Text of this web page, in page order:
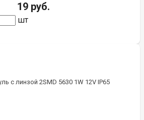
19 руб.
шт
с линзой 2SMD 5630 1W 12V IP65